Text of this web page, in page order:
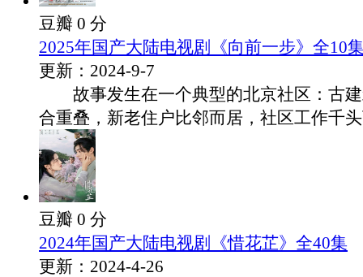
豆瓣 0 分
2025年国产大陆电视剧《向前一步》全10
更新：2024-9-7
故事发生在一个典型的北京社区：古建
合重叠，新老住户比邻而居，社区工作千
豆瓣 0 分
2024年国产大陆电视剧《惜花芷》全40集
更新：2024-4-26